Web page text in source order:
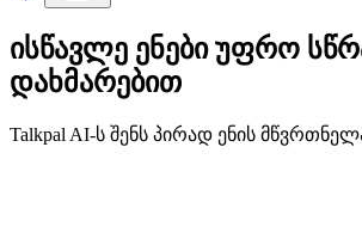
ისწავლე ენები უფრო
დახმარებით
Talkpal AI-ს შენს პირად ენის